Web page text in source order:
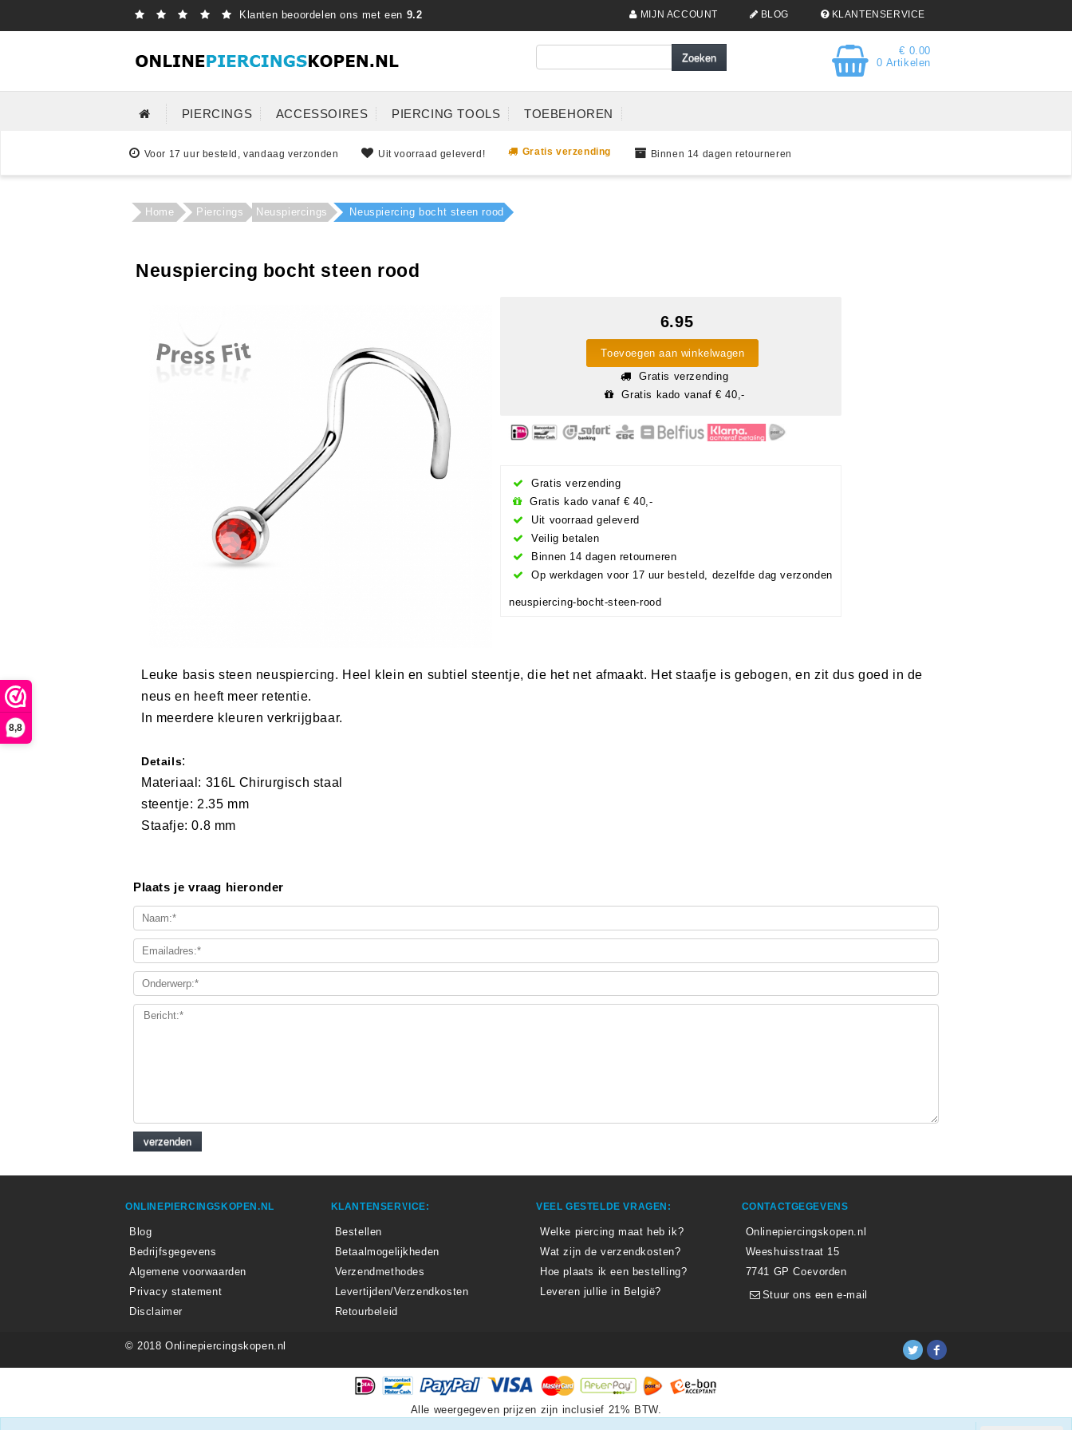
8,8
Klanten beoordelen ons met een 9.2 MIJN ACCOUNT BLOG KLANTENSERVICE
€ 0.00
0 Artikelen
PIERCINGS ACCESSOIRES PIERCING TOOLS TOEBEHOREN
Voor 17 uur besteld, vandaag verzonden Uit voorraad geleverd! Gratis verzending Binnen 14 dagen retourneren
Home Piercings Neuspiercings Neuspiercing bocht steen rood
Neuspiercing bocht steen rood
6.95
Toevoegen aan winkelwagen
Gratis verzending
Gratis kado vanaf € 40,-
Gratis verzending
Gratis kado vanaf € 40,-
Uit voorraad geleverd
Veilig betalen
Binnen 14 dagen retourneren
Op werkdagen voor 17 uur besteld, dezelfde dag verzonden
neuspiercing-bocht-steen-rood
Leuke basis steen neuspiercing. Heel klein en subtiel steentje, die het net afmaakt. Het staafje is gebogen, en zit dus goed in de
neus en heeft meer retentie.
In meerdere kleuren verkrijgbaar.
Details:
Materiaal: 316L Chirurgisch staal
steentje: 2.35 mm
Staafje: 0.8 mm
Plaats je vraag hieronder
ONLINEPIERCINGSKOPEN.NL
Blog
Bedrijfsgegevens
Algemene voorwaarden
Privacy statement
Disclaimer
KLANTENSERVICE:
Bestellen
Betaalmogelijkheden
Verzendmethodes
Levertijden/Verzendkosten
Retourbeleid
VEEL GESTELDE VRAGEN:
Welke piercing maat heb ik?
Wat zijn de verzendkosten?
Hoe plaats ik een bestelling?
Leveren jullie in België?
CONTACTGEGEVENS
Onlinepiercingskopen.nl
Weeshuisstraat 15
7741 GP Coevorden
Stuur ons een e-mail
© 2018 Onlinepiercingskopen.nl
Alle weergegeven prijzen zijn inclusief 21% BTW.